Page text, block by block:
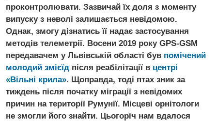
проконтролювати. Зазвичай їх доля з моменту
випуску з неволі залишається невідомою.
Однак, змогу дізнатись її надає застосування
методів телеметрії. Восени 2019 року GPS-GSM
передавачем у Львівській області був помічений
молодий змієїд після реабілітації в центрі
«Вільні крила». Щоправда, тоді птах зник за
тиждень після початку міграції з невідомих
причин на території Румунії. Місцеві орнітологи
не змогли його знайти. Цьогоріч нам вдалося